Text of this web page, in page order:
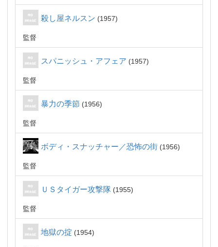
殺し屋ネルスン 1957
監督
スパニッシュ・アフェア 1957
監督
暴力の季節 1956
監督
ボディ・スナッチャー／恐怖の街 1956
監督
ＵＳタイガー攻撃隊 1955
監督
地獄の掟 1954